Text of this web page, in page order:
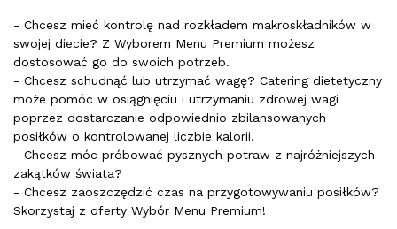
- Chcesz mieć kontrolę nad rozkładem makroskładników w
swojej diecie? Z Wyborem Menu Premium możesz
dostosować go do swoich potrzeb.
- Chcesz schudnąć lub utrzymać wagę? Catering dietetyczny
może pomóc w osiągnięciu i utrzymaniu zdrowej wagi
poprzez dostarczanie odpowiednio zbilansowanych
posiłków o kontrolowanej liczbie kalorii.
- Chcesz móc próbować pysznych potraw z najróżniejszych
zakątków świata?
- Chcesz zaoszczędzić czas na przygotowywaniu posiłków?
Skorzystaj z oferty Wybór Menu Premium!